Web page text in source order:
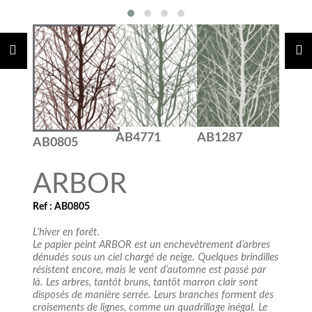
AB0805 AB4771 AB1287
ARBOR
Ref : AB0805
L’hiver en forêt.
Le papier peint ARBOR est un enchevêtrement d’arbres
dénudés sous un ciel chargé de neige. Quelques brindilles
résistent encore, mais le vent d’automne est passé par
là. Les arbres, tantôt bruns, tantôt marron clair sont
disposés de manière serrée. Leurs branches forment des
croisements de lignes, comme un quadrillage inégal. Le